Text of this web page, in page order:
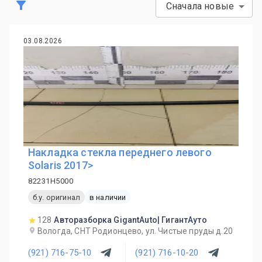
Сначала новые
03.08.2026
Накладка стекла переднего левого
Solaris 2017>
82231H5000
б.у. оригинал
в наличии
128 Авторазборка GigantAuto| ГигантАуто
Вологда, СНТ Родионцево, ул. Чистые пруды д.20
(921) 716-75-10 (921) 716-10-20